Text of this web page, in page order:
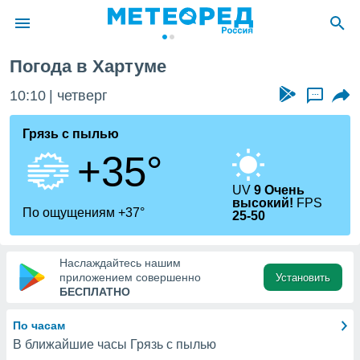
о
Вы можете
к этому
доступ
Погода в Хартуме
10:10 четверг ...
Грязь с пылью
+35°
По ощущениям +37°
UV9 Очень
высокий! FPS
25-50
Наслаждайтесь нашим
приложением совершенно
БЕСПЛАТНО
Установить
По часам
В ближайшие часы Грязь с пылью